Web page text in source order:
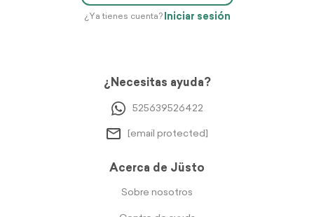
¿Ya tienes cuenta? Iniciar sesión
¿Necesitas ayuda?
525639526422
[email protected]
Acerca de Jüsto
Sobre nosotros